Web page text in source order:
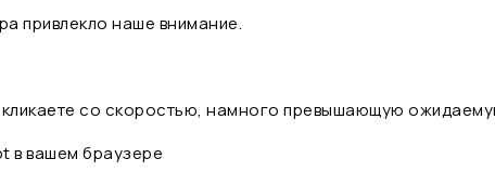
привлекло наше внимание.
со скоростью, намного превышающую
в вашем браузере